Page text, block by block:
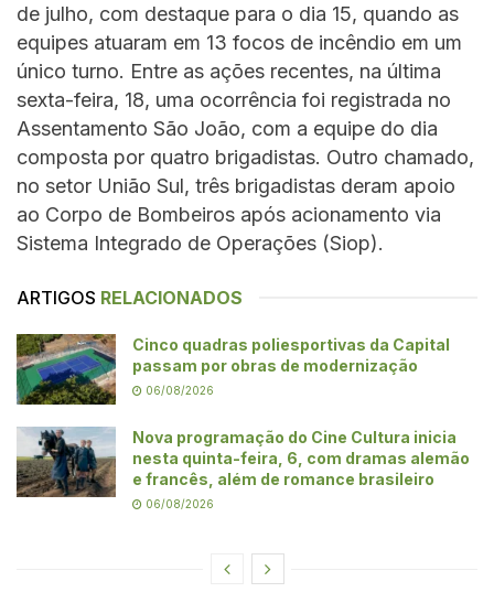
de julho, com destaque para o dia 15, quando as
equipes atuaram em 13 focos de incêndio em um
único turno. Entre as ações recentes, na última
sexta-feira, 18, uma ocorrência foi registrada no
Assentamento São João, com a equipe do dia
composta por quatro brigadistas. Outro chamado,
no setor União Sul, três brigadistas deram apoio
ao Corpo de Bombeiros após acionamento via
Sistema Integrado de Operações (Siop).
ARTIGOS RELACIONADOS
Cinco quadras poliesportivas da Capital
passam por obras de modernização
06/08/2026
Nova programação do Cine Cultura inicia
nesta quinta-feira, 6, com dramas alemão
e francês, além de romance brasileiro
06/08/2026